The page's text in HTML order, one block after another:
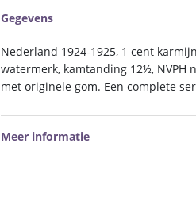
Gegevens
Nederland 1924-1925, 1 cent
watermerk, kamtanding 12½, NVPH
met originele gom. Een complete
Meer informatie